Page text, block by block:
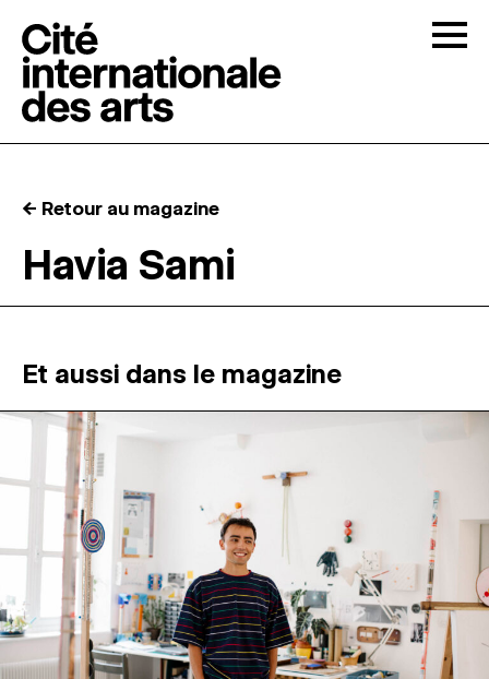
RÉSIDENCES ↓
ATELIERS OUVERTS
PROGRAMMATION
MAGAZINE
ESPACES DE PRATIQUE ARTISTIQUE ↓
Recherche
Connexion
← Retour au magazine
Havia Sami
Et aussi dans le magazine